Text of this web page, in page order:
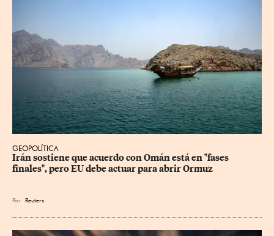
GEOPOLÍTICA
Irán sostiene que acuerdo con Omán está en "fases
finales", pero EU debe actuar para abrir Ormuz
Por Reuters